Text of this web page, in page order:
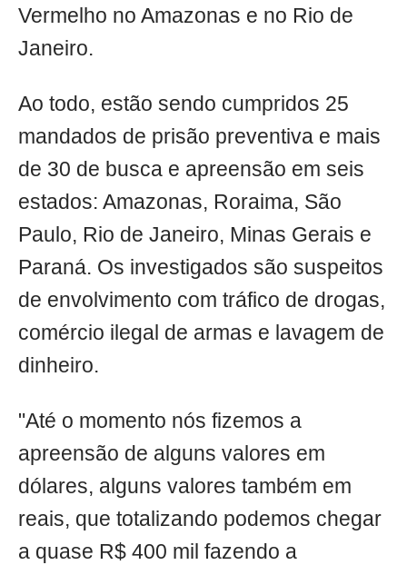
Vermelho no Amazonas e no Rio de
Janeiro.
Ao todo, estão sendo cumpridos 25
mandados de prisão preventiva e mais
de 30 de busca e apreensão em seis
estados: Amazonas, Roraima, São
Paulo, Rio de Janeiro, Minas Gerais e
Paraná. Os investigados são suspeitos
de envolvimento com tráfico de drogas,
comércio ilegal de armas e lavagem de
dinheiro.
"Até o momento nós fizemos a
apreensão de alguns valores em
dólares, alguns valores também em
reais, que totalizando podemos chegar
a quase R$ 400 mil fazendo a